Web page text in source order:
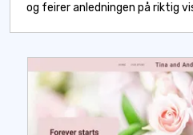
og feirer anledningen på riktig